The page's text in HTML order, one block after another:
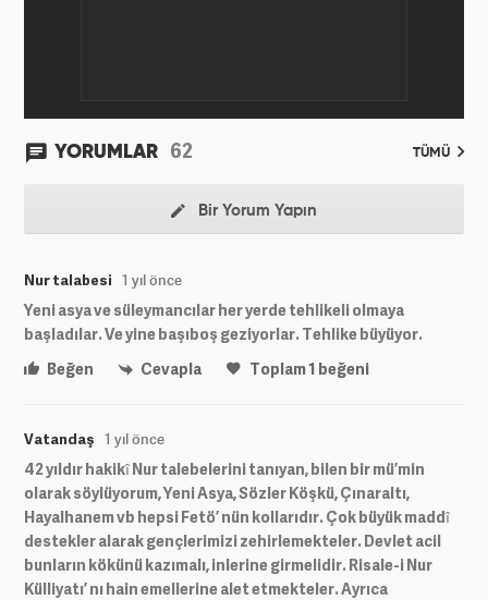
YORUMLAR 62 TÜMÜ
Bir Yorum Yapın
Nur talabesi 1 yıl önce
Yeni asya ve süleymancılar her yerde tehlikeli olmaya
başladılar. Ve yine başıboş geziyorlar. Tehlike büyüyor.
Beğen
Cevapla Toplam1 beğeni
Vatandaş 1 yıl önce
42 yıldır hakikî Nur talebelerini tanıyan, bilen bir mü’min
olarak söylüyorum, Yeni Asya, Sözler Köşkü, Çınaraltı,
Hayalhanem vb hepsi Fetö’ nün kollarıdır. Çok büyük maddî
destekler alarak gençlerimizi zehirlemekteler. Devlet acil
bunların kökünü kazımalı, inlerine girmelidir. Risale-i Nur
Külliyatı’ nı hain emellerine alet etmekteler. Ayrıca